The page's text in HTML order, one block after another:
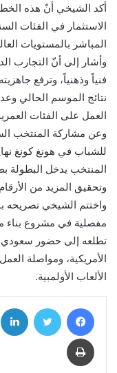
أكد الشيخي أنّ هذه
الاستثمار في الفئات
المباشر بالمستويات
وأشار إلى أنّ التجارب
فنياً وذهنياً، وترفع
نتائج الموسم الحالي
العمل على الفئات
للشباب في هونغ كونغ
المنتخب يدخل البطولة
وتحقيق المزيد من
واختتم الشيخي تصريحه
مفصلية في مشروع بناء
تطلعه إلى حضور سعودي
الأمريكية، ومواصلة
الألعاب الأولمبية.